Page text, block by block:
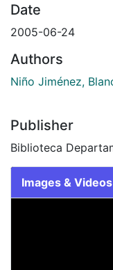
Date
2005-06-24
Authors
Niño Jiménez,
Publisher
Biblioteca
Images & Videos